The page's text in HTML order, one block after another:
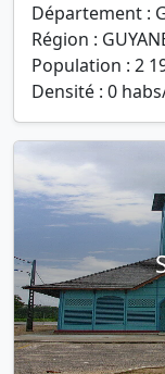
Département :
Région :
Population : 2
Densité : 0